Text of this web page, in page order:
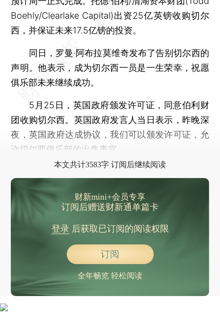
Boehly/Clearlake Capital)出资25亿英镑收购切尔
西，并保证未来17.5亿镑的投资。
同日，罗曼·阿布拉莫维奇发布了告别切尔西的
声明。他表示，成为切尔西一员是一生荣幸，祝愿
俱乐部未来继续成功。
5月25日，英国政府颁发许可证，同意伯利财
团收购切尔西。英国政府发言人当日表示，昨晚深
夜，英国政府达成协议，我们可以颁发许可证，允
许切尔西俱乐部的出售事宜。
本文共计3583字 订阅后继续阅读
财新mini+会员专享
订阅后赠送财新通单篇卡
登录后获取已订阅的阅读权限
订阅
全年畅览 轻松阅读